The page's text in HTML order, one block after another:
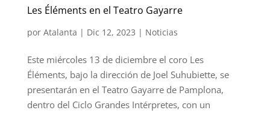
Les Éléments en el Teatro Gayarre
por Atalanta | Dic 12, 2023 | Noticias
Este miércoles 13 de diciembre el coro Les
Éléments, bajo la dirección de Joel Suhubiette, se
presentarán en el Teatro Gayarre de Pamplona,
dentro del Ciclo Grandes Intérpretes, con un